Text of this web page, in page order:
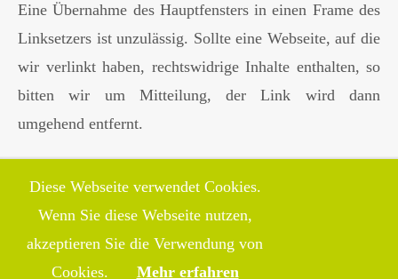
Eine Übernahme des Hauptfensters in einen Frame des
Linksetzers ist unzulässig. Sollte eine Webseite, auf die
wir verlinkt haben, rechtswidrige Inhalte enthalten, so
bitten wir um Mitteilung, der Link wird dann
umgehend entfernt.
Copyright 2026ErlauerBlumen | Gärten | Naturpools
Diese Webseite verwendet Cookies.
Wenn Sie diese Webseite nutzen,
akzeptieren Sie die Verwendung von
Cookies.
Mehr erfahren